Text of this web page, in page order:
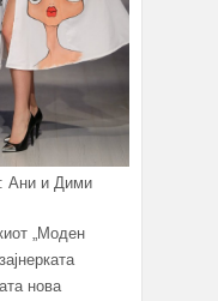
Ани и Дими
„Моден
нова